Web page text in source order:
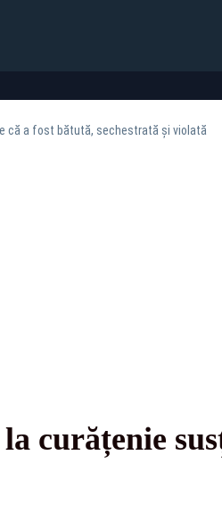
că a fost bătută, sechestrată și violată
curățenie